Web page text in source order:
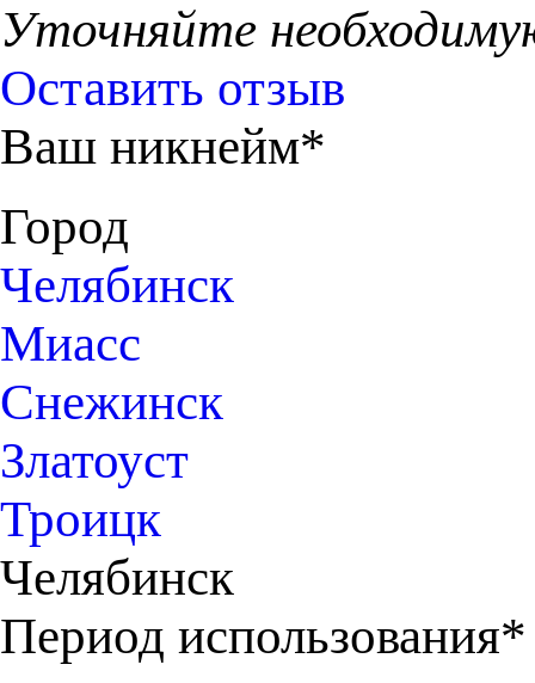
Уточняйте
Оставить отзыв
Ваш никнейм*
Город
Челябинск
Миасс
Снежинск
Златоуст
Троицк
Челябинск
Период использования*